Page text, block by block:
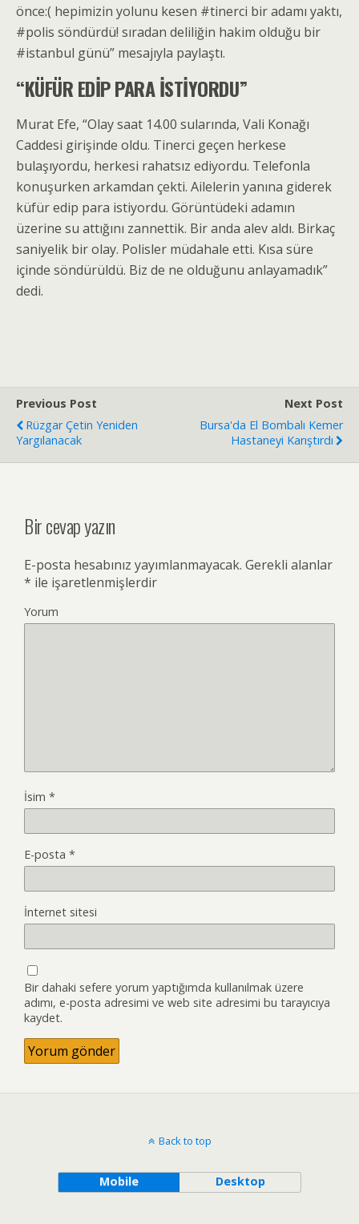
önce:( hepimizin yolunu kesen #tinerci bir adamı yaktı,
#polis söndürdü! sıradan deliliğin hakim olduğu bir
#istanbul günü” mesajıyla paylaştı.
“KÜFÜR EDİP PARA İSTİYORDU”
Murat Efe, “Olay saat 14.00 sularında, Vali Konağı
Caddesi girişinde oldu. Tinerci geçen herkese
bulaşıyordu, herkesi rahatsız ediyordu. Telefonla
konuşurken arkamdan çekti. Ailelerin yanına giderek
küfür edip para istiyordu. Görüntüdeki adamın
üzerine su attığını zannettik. Bir anda alev aldı. Birkaç
saniyelik bir olay. Polisler müdahale etti. Kısa süre
içinde söndürüldü. Biz de ne olduğunu anlayamadık”
dedi.
Previous Post
Rüzgar Çetin Yeniden
Yargılanacak
Next Post
Bursa'da El Bombalı Kemer
Hastaneyi Karıştırdı
Bir cevap yazın
E-posta hesabınız yayımlanmayacak. Gerekli alanlar
* ile işaretlenmişlerdir
Yorum
İsim *
E-posta *
İnternet sitesi
Bir dahaki sefere yorum yaptığımda kullanılmak üzere
adımı, e-posta adresimi ve web site adresimi bu tarayıcıya
kaydet.
Back to top
Mobile Desktop